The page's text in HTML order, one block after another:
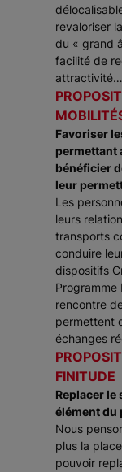
revaloriser
du « grand
facilité de
attractivité…
Favoriser
permettant
bénéficier
leur
Les
leurs
transports
conduire
dispositifs
rencontre
permettent
échanges
FINITUDE
Replacer le
élément du
Nous
plus la
pouvoir